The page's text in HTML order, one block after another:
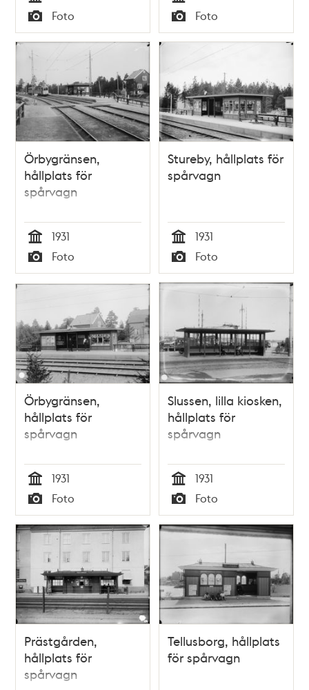
Tid
Typ
Foto Tid
Typ
Foto
Örbygränsen,
hållplats för
spårvagn
Tid
1931
Typ
Foto
Stureby, hållplats för
spårvagn
Tid
1931
Typ
Foto
Örbygränsen,
hållplats för
spårvagn
Tid
1931
Typ
Foto
Slussen, lilla kiosken,
hållplats för
spårvagn
Tid
1931
Typ
Foto
Prästgården,
hållplats för
spårvagn
Tellusborg, hållplats
för spårvagn